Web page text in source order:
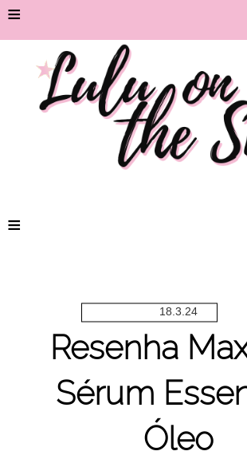
≡
≡
18.3.24
Resenha
Sérum
Óleo